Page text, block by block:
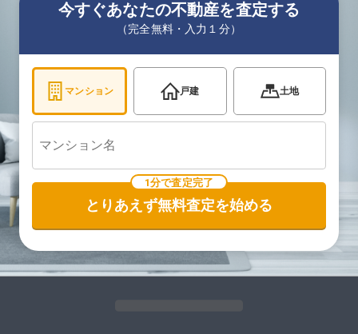
今すぐあなたの不動産を査定する
（完全無料・入力１分）
マンション 戸建 土地
1分で査定完了
とりあえず無料査定を始める